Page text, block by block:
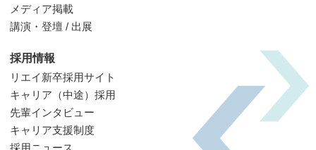
メディア掲載
講演・登壇 / 出展
採用情報
リエイ新卒採用サイト
キャリア（中途）採用
先輩インタビュー
キャリア支援制度